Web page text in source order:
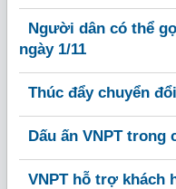
Người dân có thể
ngày 1/11
Thúc đẩy chuyển
Dấu ấn VNPT
VNPT hỗ trợ khách